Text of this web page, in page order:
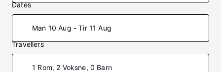
Dates
Man 10 Aug - Tir 11 Aug
Travellers
1 Rom, 2 Voksne, 0 Barn